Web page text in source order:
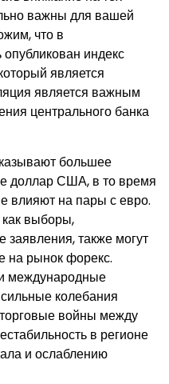
важны для вашей
что в
индекс
является
является важным
центрального банка
большее
доллар США, в то время
влияют на пары с евро.
как выборы,
также могут
на рынок форекс.
международные
колебания
войны между
в регионе
и ослаблению